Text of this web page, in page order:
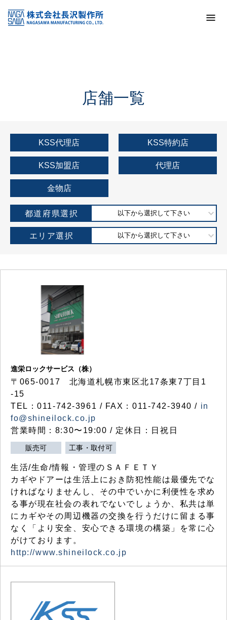
KSS加盟店・取扱店情報
店舗一覧
店舗一覧
KSS代理店 KSS特約店
KSS加盟店 代理店
金物店
都道府県選択 以下から選択して下さい
エリア選択 以下から選択して下さい
進栄ロックサービス（株）
〒065-0017 北海道札幌市東区北17条東7丁目1
-15
TEL：011-742-3961 / FAX：011-742-3940 / in
fo@shineilock.co.jp
営業時間：8:30〜19:00 / 定休日：日祝日
販売可 工事・取付可
生活/生命/情報・管理のＳＡＦＥＴＹ
カギやドアーは生活上におき防犯性能は最優先でな
ければなりませんし、その中でいかに利便性を求め
る事が現在社会の表れでないでしょうか、私共は単
にカギやその周辺機器の交換を行うだけに留まる事
なく「より安全、安心できる環境の構築」を常に心
がけております。
http://www.shineilock.co.jp